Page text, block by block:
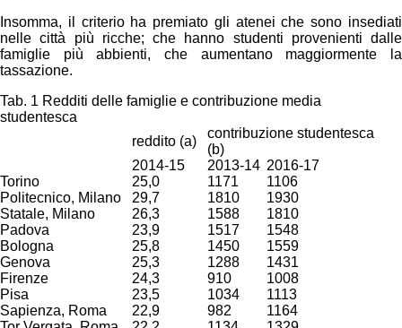
Insomma, il criterio ha premiato gli atenei che sono insediati
nelle città più ricche; che hanno studenti provenienti dalle
famiglie più abbienti, che aumentano maggiormente la
tassazione.
Tab. 1 Redditi delle famiglie e contribuzione media
studentesca
reddito (a)
contribuzione studentesca
(b)
2014-15
2013-14 2016-17
Torino
25,0 1171
1106
Politecnico, Milano
29,7 1810
1930
Statale, Milano
26,3 1588
1810
Padova
23,9 1517
1548
Bologna
25,8 1450
1559
Genova
25,3 1288
1431
Firenze
24,3 910
1008
Pisa
23,5 1034
1113
Sapienza, Roma
22,9 982
1164